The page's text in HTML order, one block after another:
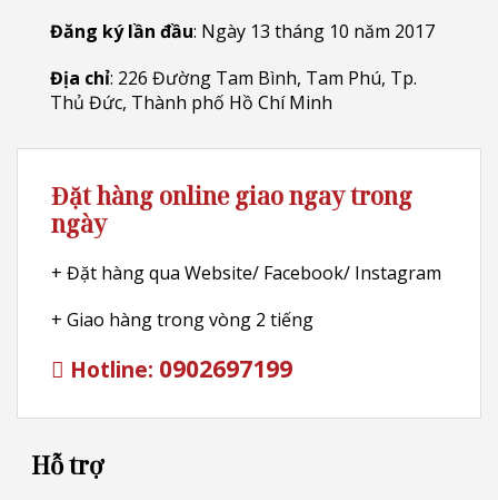
Đăng ký lần đầu: Ngày 13 tháng 10 năm 2017
Địa chỉ: 226 Đường Tam Bình, Tam Phú, Tp.
Thủ Đức, Thành phố Hồ Chí Minh
Đặt hàng online giao ngay trong
ngày
+ Đặt hàng qua Website/ Facebook/ Instagram
+ Giao hàng trong vòng 2 tiếng
Hotline: 0902697199
Hỗ trợ